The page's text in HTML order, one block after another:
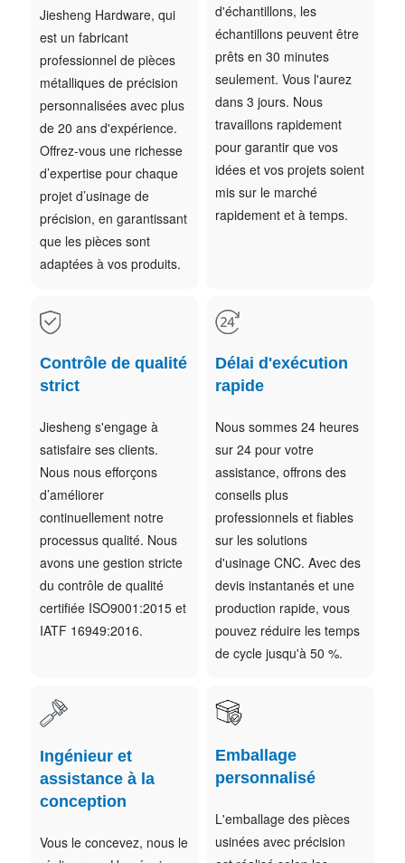
Jiesheng Hardware, qui
est un fabricant
professionnel de pièces
métalliques de précision
personnalisées avec plus
de 20 ans d'expérience.
Offrez-vous une richesse
d’expertise pour chaque
projet d’usinage de
précision, en garantissant
que les pièces sont
adaptées à vos produits.
d'échantillons, les
échantillons peuvent être
prêts en 30 minutes
seulement. Vous l'aurez
dans 3 jours. Nous
travaillons rapidement
pour garantir que vos
idées et vos projets soient
mis sur le marché
rapidement et à temps.
Contrôle de qualité
strict
Jiesheng s'engage à
satisfaire ses clients.
Nous nous efforçons
d’améliorer
continuellement notre
processus qualité. Nous
avons une gestion stricte
du contrôle de qualité
certifiée ISO9001:2015 et
IATF 16949:2016.
Délai d'exécution
rapide
Nous sommes 24 heures
sur 24 pour votre
assistance, offrons des
conseils plus
professionnels et fiables
sur les solutions
d'usinage CNC. Avec des
devis instantanés et une
production rapide, vous
pouvez réduire les temps
de cycle jusqu'à 50 %.
Ingénieur et
assistance à la
conception
Vous le concevez, nous le
Emballage
personnalisé
L'emballage des pièces
usinées avec précision